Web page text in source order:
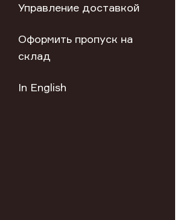
Управление доставкой
Оформить пропуск на
склад
In English